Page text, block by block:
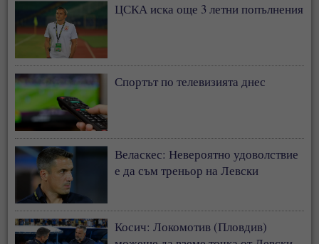
ЦСКА иска още 3 летни попълнения
Спортът по телевизията днес
Веласкес: Невероятно удоволствие
е да съм треньор на Левски
Косич: Локомотив (Пловдив)